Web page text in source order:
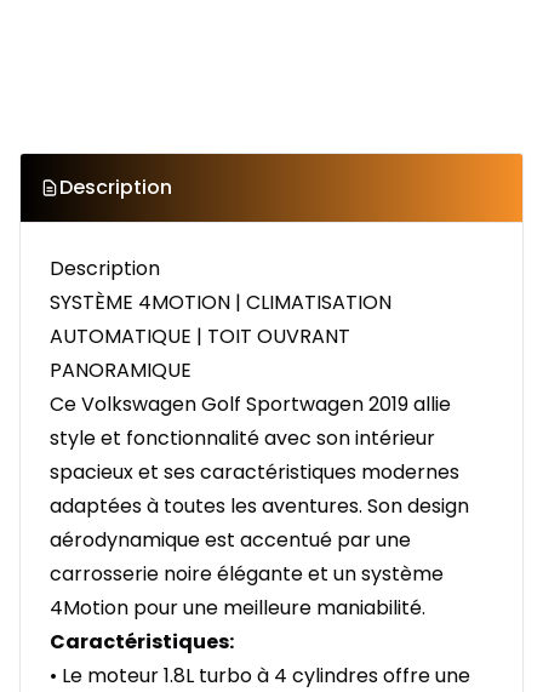
Description
Description
SYSTÈME 4MOTION | CLIMATISATION
AUTOMATIQUE | TOIT OUVRANT
PANORAMIQUE
Ce Volkswagen Golf Sportwagen 2019 allie
style et fonctionnalité avec son intérieur
spacieux et ses caractéristiques modernes
adaptées à toutes les aventures. Son design
aérodynamique est accentué par une
carrosserie noire élégante et un système
4Motion pour une meilleure maniabilité.
Caractéristiques:
• Le moteur 1.8L turbo à 4 cylindres offre une